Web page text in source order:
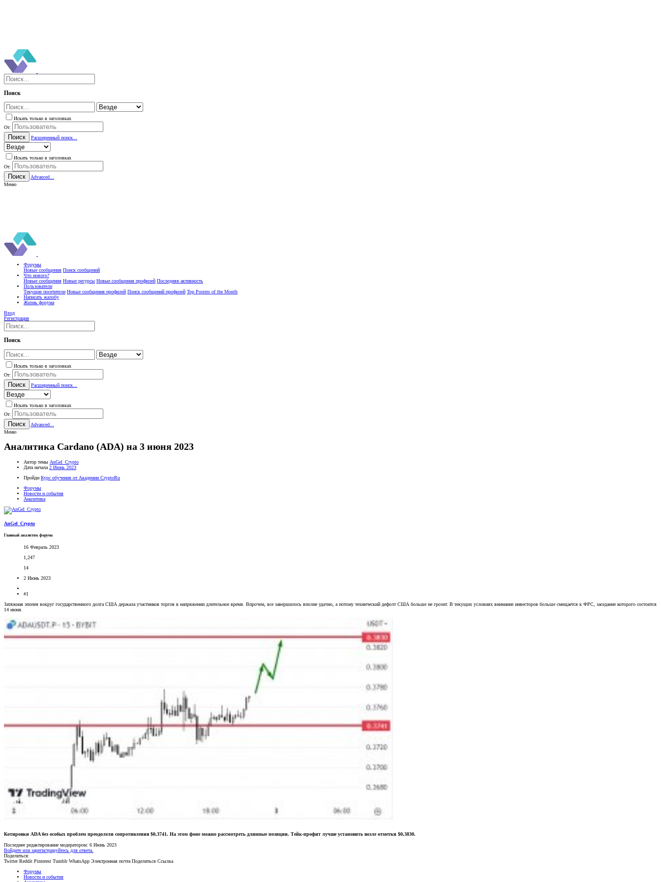
Поиск
Искать только в заголовках
От:
Поиск Расширенный поиск...
Искать только в заголовках
От:
Поиск
Advanced...
Меню
Форумы
Новые сообщения Поиск сообщений
Что нового?
Новые сообщения Новые ресурсы Новые сообщения профилей Последняя активность
Пользователи
Текущие посетители Новые сообщения профилей Поиск сообщений профилей Top Posters of the Month
Написать жалобу
Жизнь форума
Вход
Регистрация
Поиск
Искать только в заголовках
От:
Поиск Расширенный поиск...
Искать только в заголовках
От:
Поиск
Advanced...
Меню
Аналитика Cardano (ADA) на 3 июня 2023
Автор темы AnGel_Crypto
Дата начала 2 Июнь 2023
Пройди Курс обучения от Академии CryptoRu
Форумы
Новости и события
Аналитика
AnGel_Crypto
Главный аналитик форума
16 Февраль 2023
1,247
14
2 Июнь 2023
#1
Затяжная эпопея вокруг государственного долга США держала участников торгов в напряжении длительное время. Впрочем, все завершилось вполне удачно, а потому технический дефолт США больше не грозит. В текущих условиях внимание инвесторов больше смещается к ФРС, заседание которого состоится
14 июня.
Котировки ADA без особых проблем преодолели сопротивления $0,3741. На этом фоне можно рассмотреть длинные позиции. Тейк-профит лучше установить возле отметки $0,3830.
Последнее редактирование модератором: 6 Июнь 2023
Войдите или зарегистрируйтесь для ответа.
Поделиться:
Twitter Reddit Pinterest Tumblr WhatsApp Электронная почта Поделиться Ссылка
Форумы
Новости и события